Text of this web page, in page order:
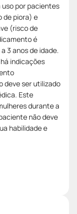
por pacientes
de piora) e
(risco de
é
3 anos de idade.
indicações
deve ser utilizado
Este
durante a
não deve
habilidade e